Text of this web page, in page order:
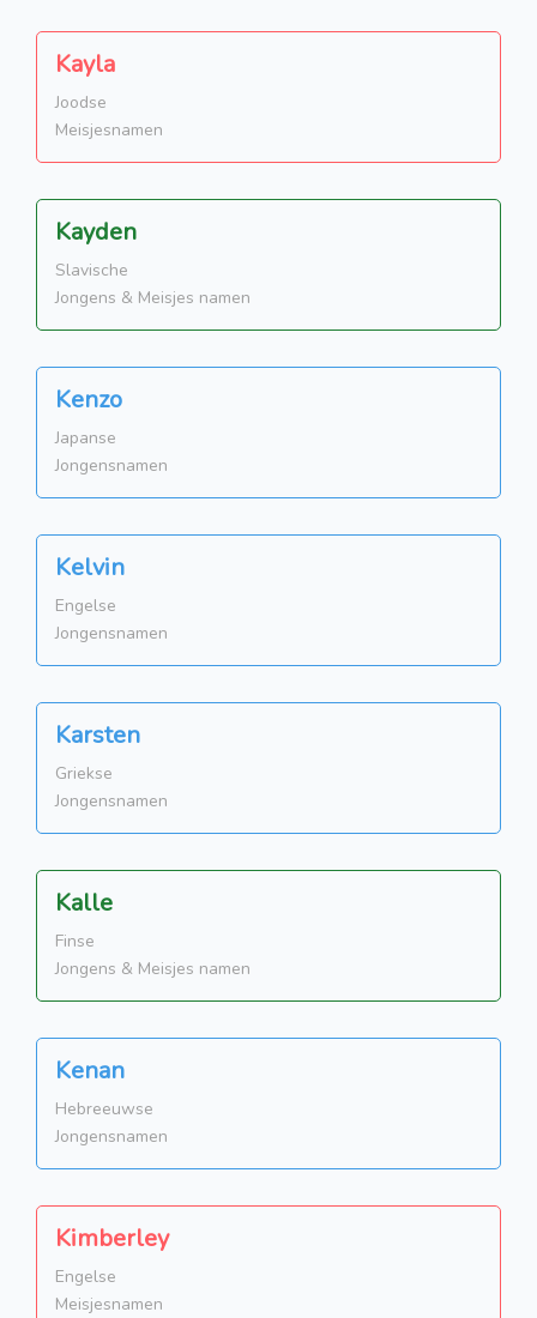
Kayla
Joodse
Meisjesnamen
Kayden
Slavische
Jongens & Meisjes namen
Kenzo
Japanse
Jongensnamen
Kelvin
Engelse
Jongensnamen
Karsten
Griekse
Jongensnamen
Kalle
Finse
Jongens & Meisjes namen
Kenan
Hebreeuwse
Jongensnamen
Kimberley
Engelse
Meisjesnamen